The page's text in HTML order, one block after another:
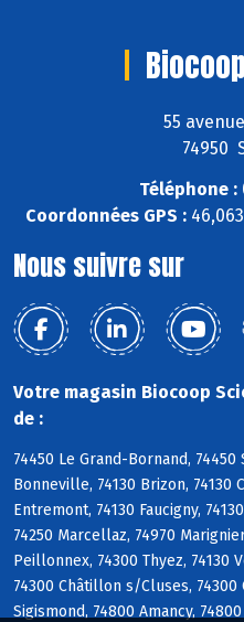
55
74950
Téléphone :
Coordonnées GPS :
Nous suivre sur
Votre magasin Biocoop
de :
74450 Le Grand-Bornand, 74450
Bonneville, 74130 Brizon, 74130
Entremont, 74130 Faucigny,
74250 Marcellaz, 74970
Peillonnex, 74300 Thyez, 74130
74300 Châtillon s/Cluses, 74300
Sigismond, 74800 Amancy,